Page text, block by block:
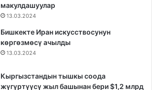
макулдашуулар
13.03.2024
Бишкекте Иран искусствосунун
көргөзмөсү ачылды
13.03.2024
Кыргызстандын тышкы соода
жүгүртүүсү жыл башынан бери $1,2 млрд